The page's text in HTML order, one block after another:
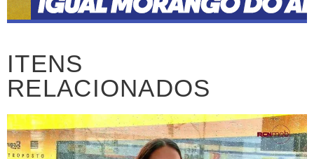
ITENS
RELACIONADOS